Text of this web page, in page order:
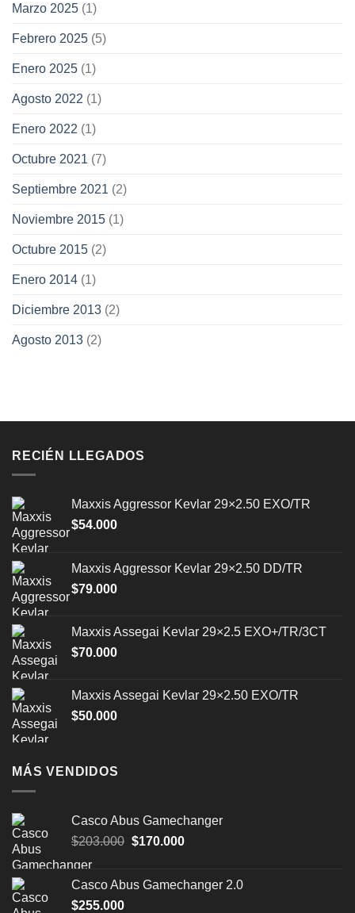
Marzo 2025 (1)
Febrero 2025 (5)
Enero 2025 (1)
Agosto 2022 (1)
Enero 2022 (1)
Octubre 2021 (7)
Septiembre 2021 (2)
Noviembre 2015 (1)
Octubre 2015 (2)
Enero 2014 (1)
Diciembre 2013 (2)
Agosto 2013 (2)
RECIÉN LLEGADOS
Maxxis Aggressor Kevlar 29×2.50 EXO/TR
$54.000
Maxxis Aggressor Kevlar 29×2.50 DD/TR
$79.000
Maxxis Assegai Kevlar 29×2.5 EXO+/TR/3CT
$70.000
Maxxis Assegai Kevlar 29×2.50 EXO/TR
$50.000
MÁS VENDIDOS
Casco Abus Gamechanger
$203.000 El
era:
$170.000El
es:
Casco Abus Gamechanger 2.0
$255.000